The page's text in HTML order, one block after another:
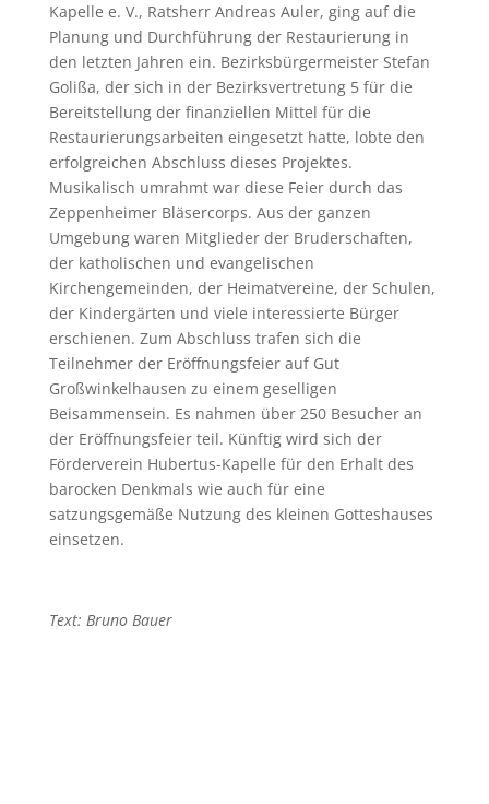
Kapelle e. V., Ratsherr Andreas Auler, ging auf die
Planung und Durchführung der Restaurierung in
den letzten Jahren ein. Bezirksbürgermeister Stefan
Golißa, der sich in der Bezirksvertretung 5 für die
Bereitstellung der finanziellen Mittel für die
Restaurierungsarbeiten eingesetzt hatte, lobte den
erfolgreichen Abschluss dieses Projektes.
Musikalisch umrahmt war diese Feier durch das
Zeppenheimer Bläsercorps. Aus der ganzen
Umgebung waren Mitglieder der Bruderschaften,
der katholischen und evangelischen
Kirchengemeinden, der Heimatvereine, der Schulen,
der Kindergärten und viele interessierte Bürger
erschienen. Zum Abschluss trafen sich die
Teilnehmer der Eröffnungsfeier auf Gut
Großwinkelhausen zu einem geselligen
Beisammensein. Es nahmen über 250 Besucher an
der Eröffnungsfeier teil. Künftig wird sich der
Förderverein Hubertus-Kapelle für den Erhalt des
barocken Denkmals wie auch für eine
satzungsgemäße Nutzung des kleinen Gotteshauses
einsetzen.
Text: Bruno Bauer